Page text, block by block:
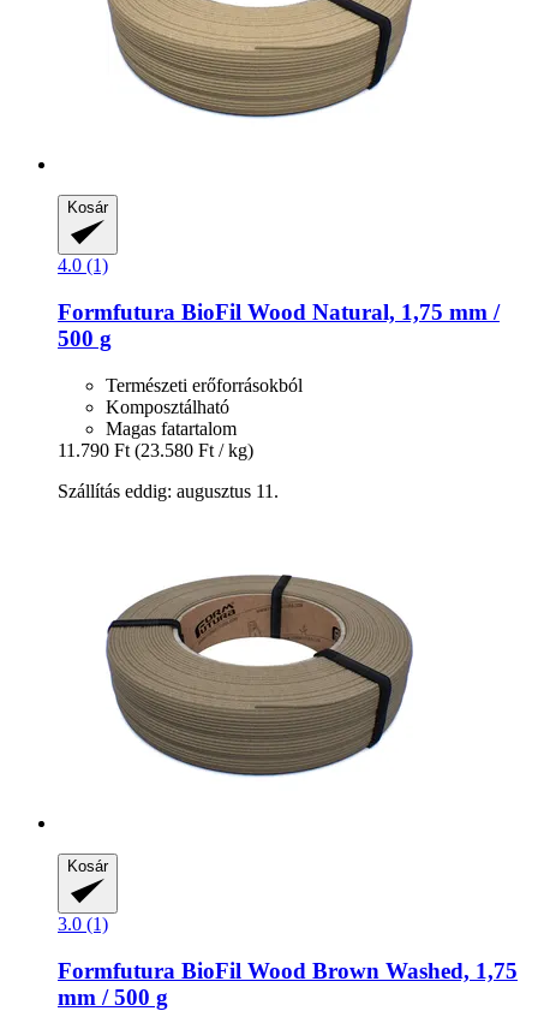
Kosár
4.0 (1)
Formfutura BioFil Wood Natural, 1,75 mm /
500 g
Természeti erőforrásokból
Komposztálható
Magas fatartalom
11.790 Ft (23.580 Ft / kg)
Szállítás eddig: augusztus 11.
Kosár
3.0 (1)
Formfutura BioFil Wood Brown Washed, 1,75
mm / 500 g